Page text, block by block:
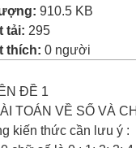
910.5 KB
tải: 295
thích: 0 người
ĐỀ 1
TOÁN VỀ SỐ VÀ
kiến thức cần lưu ý :